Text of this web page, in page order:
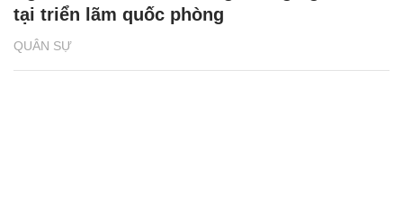
QUÂN SỰ
tại triển lãm quốc phòng